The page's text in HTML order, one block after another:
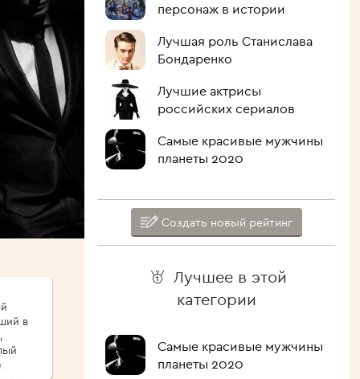
в
персонаж в истории
Лучшая роль Станислава
Бондаренко
Лучшие актрисы
российских сериалов
Самые красивые мужчины
планеты 2020
Создать новый рейтинг
Лучшее в этой
категории
Самые красивые мужчины
планеты 2020